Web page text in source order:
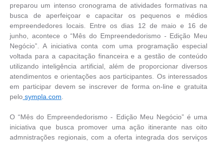
preparou um intenso cronograma de atividades formativas na
busca de aperfeiçoar e capacitar os pequenos e médios
empreendedores locais. Entre os dias 12 de maio e 16 de
junho, acontece o “Mês do Empreendedorismo - Edição Meu
Negócio”. A iniciativa conta com uma programação especial
voltada para a capacitação financeira e a gestão de conteúdo
utilizando inteligência artificial, além de proporcionar diversos
atendimentos e orientações aos participantes. Os interessados
em participar devem se inscrever de forma on-line e gratuita
pelo sympla.com
O “Mês do Empreendedorismo - Edição Meu Negócio” é uma
iniciativa que busca promover uma ação itinerante nas oito
admnistrações regionais, com a oferta integrada dos serviços